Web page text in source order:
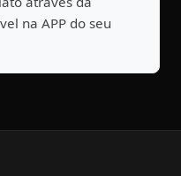
na APP do seu